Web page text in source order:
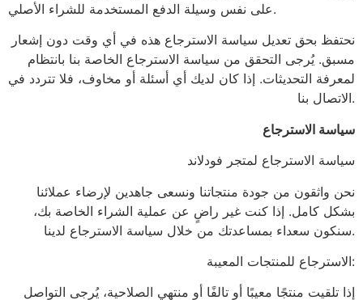
على نفس وسيلة الدفع المستخدمة للشراء الأصلي.
نحتفظ بحق تعديل سياسة الاسترجاع هذه في أي وقت دون إشعار
مسبق. يُرجى التحقق من سياسة الاسترجاع الخاصة بنا بانتظام
لمعرفة التحديثات. إذا كان لديك أي أسئلة أو مخاوف، فلا تتردد في
الاتصال بنا.
سياسة الاسترجاع
سياسة الاسترجاع لمتجر فودلاند
نحن واثقون من جودة منتجاتنا ونسعى جاهدين لإرضاء عملائنا
بشكل كامل. إذا كنت غير راضٍ عن عملية الشراء الخاصة بك،
سنكون سعداء بمساعدتك من خلال سياسة الاسترجاع لدينا.
الاسترجاع للمنتجات المعيبة:
إذا تلقيت منتجًا معيبًا أو تالفًا أو منتهي الصلاحية، يُرجى التواصل